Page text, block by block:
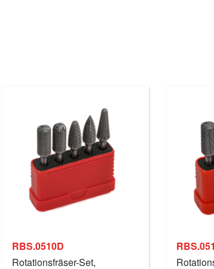
RBS.0510D
Rotationsfräser-Set,